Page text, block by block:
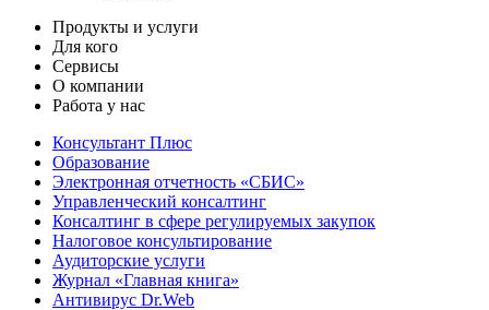
Продукты и услуги
Для кого
Сервисы
О компании
Работа у нас
Консультант Плюс
Образование
Электронная отчетность «СБИС»
Управленческий консалтинг
Консалтинг в сфере регулируемых закупок
Налоговое консультирование
Аудиторские услуги
Журнал «Главная книга»
Антивирус Dr.Web